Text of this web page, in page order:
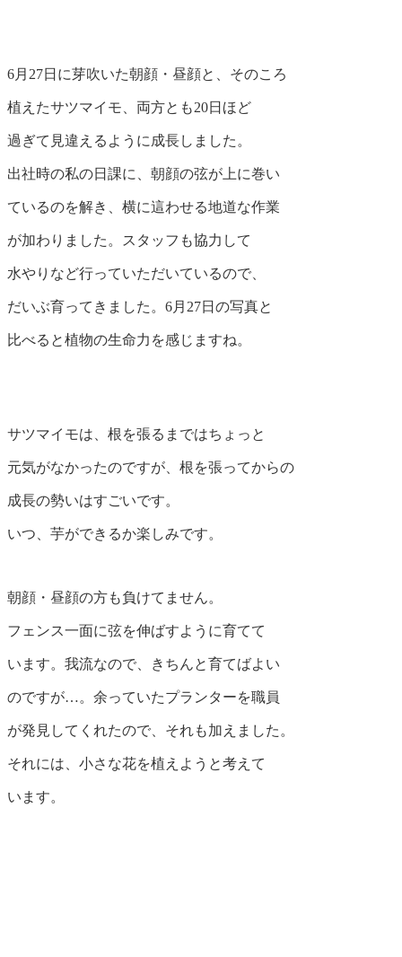
6月27日に芽吹いた朝顔・昼顔と、そのころ
植えたサツマイモ、両方とも20日ほど
過ぎて見違えるように成長しました。
出社時の私の日課に、朝顔の弦が上に巻い
ているのを解き、横に這わせる地道な作業
が加わりました。スタッフも協力して
水やりなど行っていただいているので、
だいぶ育ってきました。6月27日の写真と
比べると植物の生命力を感じますね。
サツマイモは、根を張るまではちょっと
元気がなかったのですが、根を張ってからの
成長の勢いはすごいです。
いつ、芋ができるか楽しみです。
朝顔・昼顔の方も負けてません。
フェンス一面に弦を伸ばすように育てて
います。我流なので、きちんと育てばよい
のですが…。余っていたプランターを職員
が発見してくれたので、それも加えました。
それには、小さな花を植えようと考えて
います。